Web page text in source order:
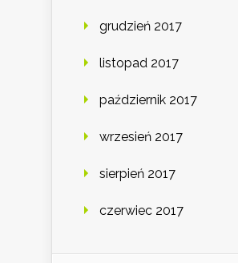
grudzień 2017
listopad 2017
październik 2017
wrzesień 2017
sierpień 2017
czerwiec 2017